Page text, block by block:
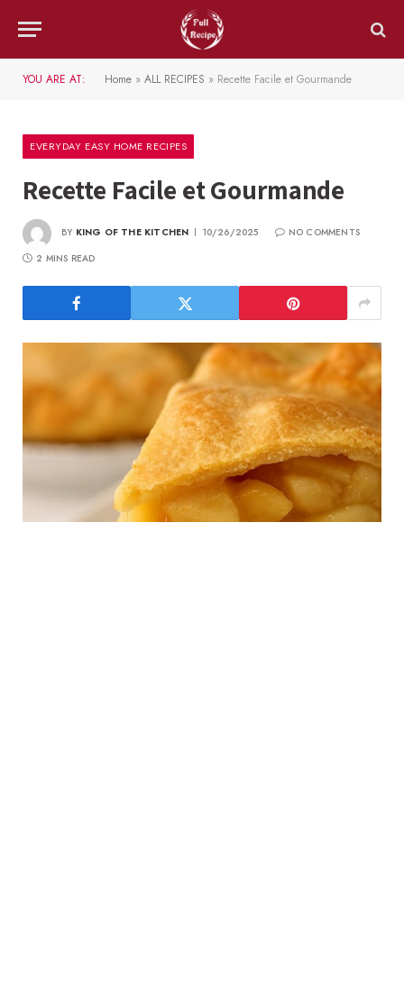
YOU ARE AT: Home » ALL RECIPES » Recette Facile et Gourmande
EVERYDAY EASY HOME RECIPES
Recette Facile et Gourmande
BY KING OF THE KITCHEN 10/26/2025
NO COMMENTS
2 MINS READ